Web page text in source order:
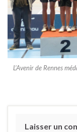
L’Avenir de Rennes
Laisser un